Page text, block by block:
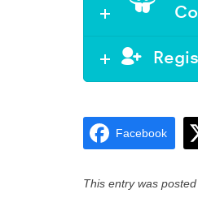
Facebook
This entry was posted